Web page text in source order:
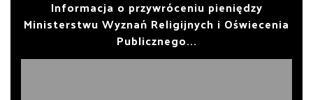
Informacja o przywróceniu pieniędzy
Ministerstwu Wyznań Religijnych i Oświecenia
Publicznego...